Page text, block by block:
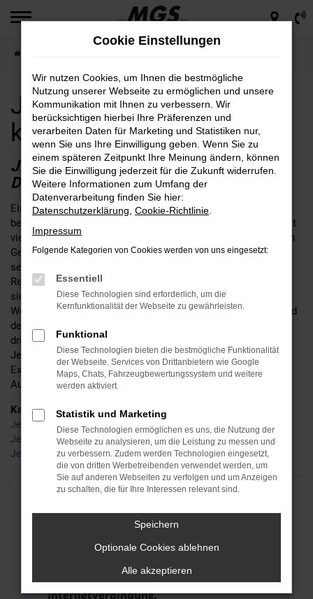
Zum
springen
Jeep für Dresden günstig
kaufen
JEEP – EINE SEHR GUTE WAHL FÜR
DRESDEN
Ein Jeep passt nach Dresden, daran kann kein Zweifel
bestehen. Fakt ist, dass die Fahrzeuge dieses Herstellers seit
vielen Jahren das Straßenbild prägen und sich im alltäglichen
Gebrauch perfekt bewähren. Wer seinen Jeep bei MGS kauft,
setzt auf einen Autohändler mit fester Verankerung in der
Region rund um Dresden. Unser Unternehmen ist an gleich
sieben Standorten für Sie da und schreibt bis heute familiäre
Werte groß. Wir legen großen Wert auf eine umfangreiche und
detaillierte Beratung und befinden uns mittlerweile in der
dritten Generation. Ins Leben gerufen wurde Ihr Händler für
Jeep in Dresden bereits im Jahr 1955 – seinerzeit noch als
Experte für Zweiräder, doch schon bald waren wir auch im
Autobereich tätig und sind es bis zum heutigen Tag.
Kategorie
Jeep Neuwagen Dresden
Jeep Gebrauchtwagen Dresden
Jeep Tageszulassung Dresden
FEHLER: NETWORK ERROR
Hier sind ein paar Tipps, die dir helfen können:
Überprüfe deine Firewall und deine
Internetverbindung.
Cookie Einstellungen
Wir nutzen Cookies, um Ihnen die bestmögliche
Nutzung unserer Webseite zu ermöglichen und unsere
Kommunikation mit Ihnen zu verbessern. Wir
berücksichtigen hierbei Ihre Präferenzen und
verarbeiten Daten für Marketing und Statistiken nur,
wenn Sie uns Ihre Einwilligung geben. Wenn Sie zu
einem späteren Zeitpunkt Ihre Meinung ändern, können
Sie die Einwilligung jederzeit für die Zukunft widerrufen.
Weitere Informationen zum Umfang der
Datenverarbeitung finden Sie hier:
Datenschutzerklärung Cookie-Richtlinie
Impressum
Folgende Kategorien von Cookies werden von uns eingesetzt:
Essentiell
Diese Technologien sind erforderlich, um die
Kernfunktionalität der Webseite zu gewährleisten.
Funktional
Diese Technologien bieten die bestmögliche Funktionalität
der Webseite. Services von Drittanbietern wie Google
Maps, Chats, Fahrzeugbewertungssystem und weitere
werden aktiviert.
Statistik und Marketing
Diese Technologien ermöglichen es uns, die Nutzung der
Webseite zu analysieren, um die Leistung zu messen und
zu verbessern. Zudem werden Technologien eingesetzt,
die von dritten Werbetreibenden verwendet werden, um
Sie auf anderen Webseiten zu verfolgen und um Anzeigen
zu schalten, die für Ihre Interessen relevant sind.
Speichern
Optionale Cookies ablehnen
Alle akzeptieren